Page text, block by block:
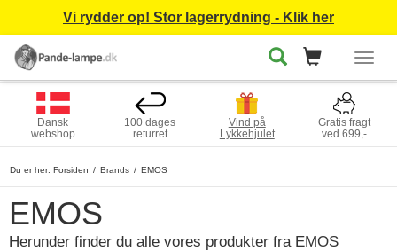
Vi rydder op! Stor lagerrydning - Klik her
Dansk
webshop
100 dages
returret
Vind på
Lykkehjulet
Gratis fragt
ved 699,-
Du er her: Forsiden Brands EMOS
EMOS
Herunder finder du alle vores produkter fra EMOS